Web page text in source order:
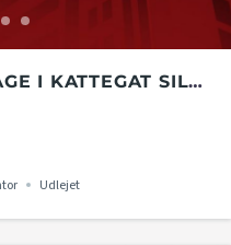
I KATTEGAT SILO
Udlejet